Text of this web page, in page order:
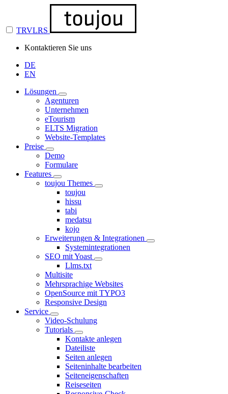
TRVLRS
Kontaktieren Sie uns
DE
EN
Lösungen
Agenturen
Unternehmen
eTourism
ELTS Migration
Website-Templates
Preise
Demo
Formulare
Features
toujou Themes
toujou
hissu
tabi
medatsu
kojo
Erweiterungen & Integrationen
Systemintegrationen
SEO mit Yoast
Llms.txt
Multisite
Mehrsprachige Websites
OpenSource mit TYPO3
Responsive Design
Service
Video-Schulung
Tutorials
Kontakte anlegen
Dateiliste
Seiten anlegen
Seiteninhalte bearbeiten
Seiteneigenschaften
Reiseseiten